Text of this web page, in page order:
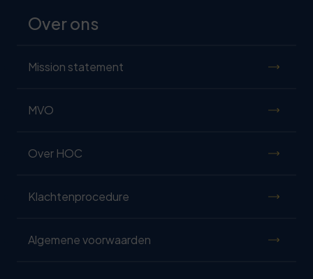
Over ons
Mission statement
MVO
Over HOC
Klachtenprocedure
Algemene voorwaarden